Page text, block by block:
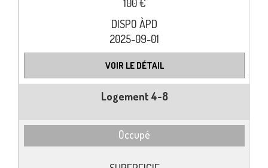
100 €
2025-09-01
VOIR LE DÉTAIL
Logement 4-8
Occupé